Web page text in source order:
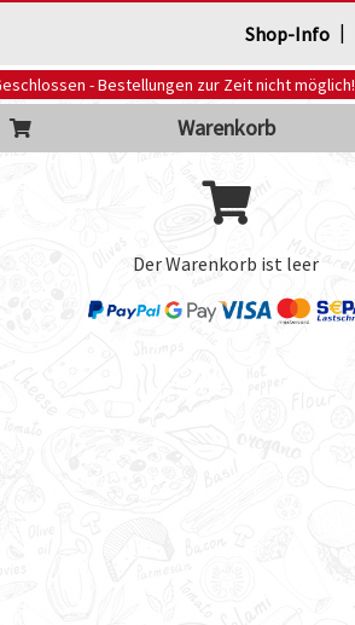
Shop-Info |
- Bestellungen zur Zeit nicht möglich!
Warenkorb
Der Warenkorb ist leer